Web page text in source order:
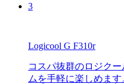
3
Logicool G F310r
コスパ抜群のロジク
ムを手軽に楽しめます